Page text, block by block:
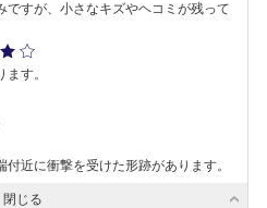
ですが、小さなキズやヘコミが残って
す。
近に衝撃を受けた形跡があります。
閉じる